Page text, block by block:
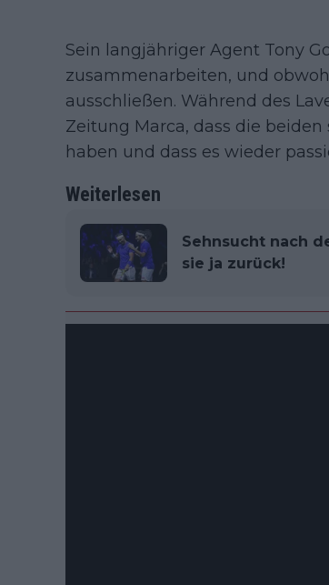
Sein langjähriger Agent Tony
zusammenarbeiten, und
ausschließen. Während des
Zeitung Marca, dass die
haben und dass es wieder
Weiterlesen
Sehnsucht nach
sie ja zurück!